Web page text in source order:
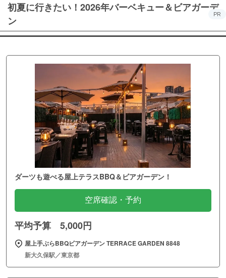
初夏に行きたい！2026年バーベキュー＆ビアガーデ
ン
PR
ダーツも遊べる屋上テラスBBQ＆ビアガーデン！
空席確認・予約
平均予算 5,000円
屋上手ぶらBBQビアガーデン TERRACE GARDEN 8848
新大久保駅／東京都